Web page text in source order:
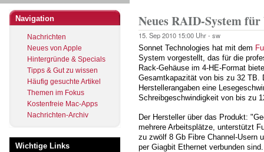
Navigation
Nachrichten
Neues von Apple
Hintergründe & Specials
Tipps & Gut zu wissen
Häufig gesuchte Artikel
Themen im Fokus
Kostenfreie Mac-Apps
Nachrichten-Archiv
Wichtige Links
Neues RAID-System
15. Sep 2010 15:00 Uhr - sw
Sonnet Technologies hat mit dem
System vorgestellt, das für die
Rack-Gehäuse im 4-HE-Format
Gesamtkapazität von bis zu 32 TB.
Herstellerangaben eine
Schreibgeschwindigkeit von bis zu
Der Hersteller über das Produkt:
mehrere Arbeitsplätze, unterstützt
zu zwölf 8 Gb Fibre Channel-Usern
per Giagbit Ethernet verbunden